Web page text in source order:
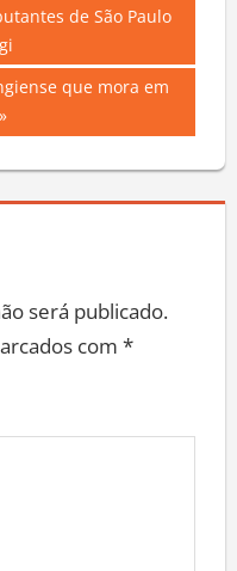
de São Paulo
que mora em
será publicado.
com *